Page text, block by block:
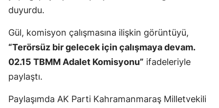
duyurdu.
Gül, komisyon çalışmasına ilişkin görüntüyü,
“Terörsüz bir gelecek için çalışmaya devam.
02.15 TBMM Adalet Komisyonu” ifadeleriyle
paylaştı.
Paylaşımda AK Parti Kahramanmaraş Milletvekili